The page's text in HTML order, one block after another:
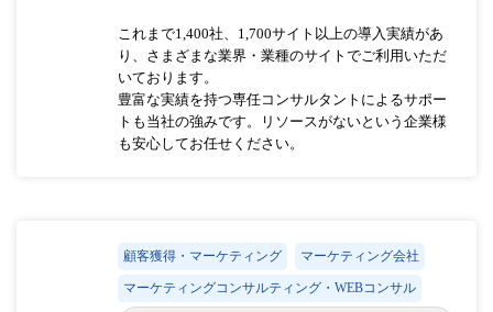
これまで1,400社、1,700サイト以上の導入実績があ
り、さまざまな業界・業種のサイトでご利用いただ
いております。
豊富な実績を持つ専任コンサルタントによるサポー
トも当社の強みです。リソースがないという企業様
も安心してお任せください。
顧客獲得・マーケティング マーケティング会社
マーケティングコンサルティング・WEBコンサル